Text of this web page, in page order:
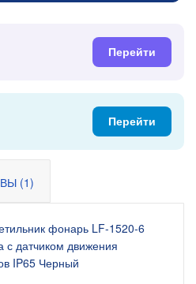
Перейти
Перейти
(1)
фонарь LF-1520-6
с датчиком движения
IP65 Черный